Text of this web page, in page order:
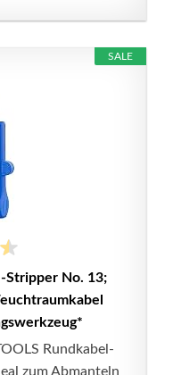
SALE
Stripper No. 13;
Rundkabel-
zum Abmanteln